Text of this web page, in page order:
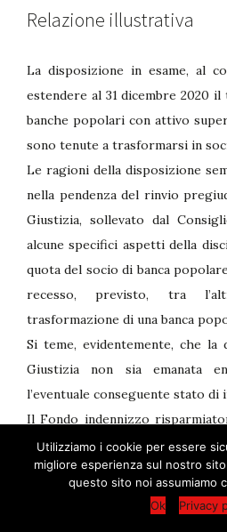
Relazione illustrativa
La disposizione in esame, al
estendere al 31 dicembre 2020
banche popolari con attivo
sono tenute a trasformarsi in
Le ragioni della disposizione
nella pendenza del rinvio
Giustizia, sollevato dal
alcune specifici aspetti della
quota del socio di banca
recesso, previsto, tra
trasformazione di una banca
Si teme, evidentemente, che
Giustizia non sia emanata
l’eventuale conseguente stato di
Il Fondo indennizzo
dall’articolo 1, comma 493, legge
per erogare indennizzi a
ingiustamente danneggiati dalle
aventi sede legale in Italia,
Utilizziamo i cookie per essere
migliore esperienza sul nostro
questo sito noi assumiamo
Ok
Privacy